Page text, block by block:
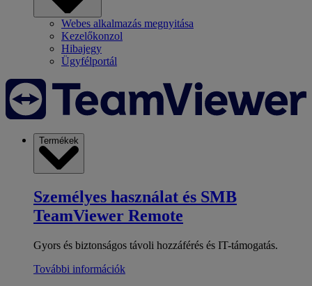
Webes alkalmazás megnyitása
Kezelőkonzol
Hibajegy
Ügyfélportál
Termékek
Személyes használat és SMB
TeamViewer Remote
Gyors és biztonságos távoli hozzáférés és IT-támogatás.
További információk